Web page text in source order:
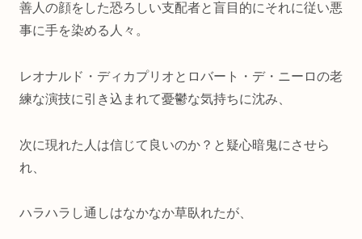
善人の顔をした恐ろしい支配者と盲目的にそれに従い悪
事に手を染める人々。
レオナルド・ディカプリオとロバート・デ・ニーロの老
練な演技に引き込まれて憂鬱な気持ちに沈み、
次に現れた人は信じて良いのか？と疑心暗鬼にさせら
れ、
ハラハラし通しはなかなか草臥れたが、